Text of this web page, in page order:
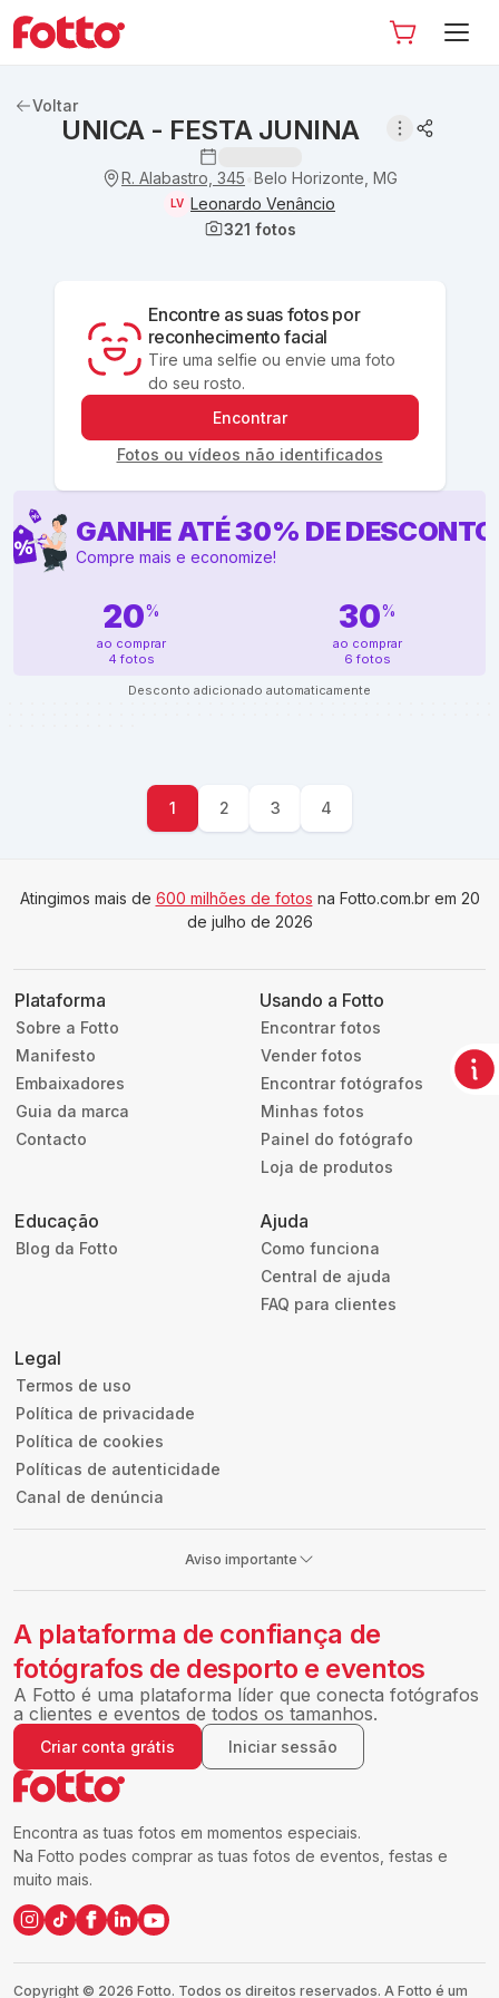
Voltar
UNICA - FESTA JUNINA
R. Alabastro, 345 Belo Horizonte, MG
LV Leonardo Venâncio
321 fotos
Encontre as suas fotos por
reconhecimento facial
Tire uma selfie ou envie uma foto
do seu rosto.
Encontrar
Fotos ou vídeos não identificados
GANHE ATÉ30% DE DESCONTO
Compre mais e economize!
20%
ao comprar
4 fotos
30%
ao comprar
6 fotos
Desconto adicionado automaticamente
1 2 3 4
Atingimos mais de 600 milhões de fotos na Fotto.com.br em 20
de julho de 2026
Plataforma
Sobre a Fotto
Manifesto
Embaixadores
Guia da marca
Contacto
Usando a Fotto
Encontrar fotos
Vender fotos
Encontrar fotógrafos
Minhas fotos
Painel do fotógrafo
Loja de produtos
Educação
Blog da Fotto
Ajuda
Como funciona
Central de ajuda
FAQ para clientes
Legal
Termos de uso
Política de privacidade
Política de cookies
Políticas de autenticidade
Canal de denúncia
Aviso importante
Encontra as tuas fotos em momentos especiais.
Na Fotto podes comprar as tuas fotos de eventos, festas e
muito mais.
A plataforma de confiança de
fotógrafos de desporto e eventos
A Fotto é uma plataforma líder que conecta fotógrafos
a clientes e eventos de todos os tamanhos.
Criar conta grátis Iniciar sessão
Copyright © 2026 Fotto. Todos os direitos reservados. A Fotto é um